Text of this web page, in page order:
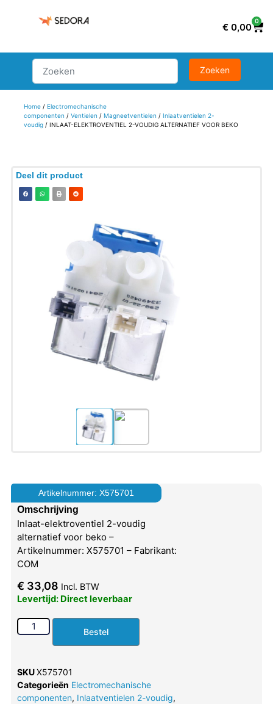
€ 0,00
0
Home/ Electromechanische
componenten / Ventielen / Magneetventielen / Inlaatventielen 2-
voudig/ INLAAT-ELEKTROVENTIEL 2-VOUDIG ALTERNATIEF VOOR BEKO
Deel dit product
Artikelnummer: X575701
Omschrijving
Inlaat-elektroventiel 2-voudig
alternatief voor beko –
Artikelnummer: X575701 – Fabrikant:
COM
€ 33,08 Incl. BTW
Levertijd: Direct leverbaar
Bestel
SKUX575701
Categorieën Electromechanische
componenten, Inlaatventielen 2-voudig,